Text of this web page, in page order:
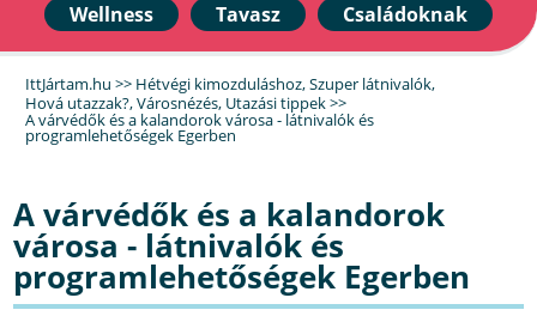
Wellness
Tavasz Családoknak
IttJártam.hu >> Hétvégi kimozduláshoz,Szuper látnivalók,
Hová utazzak?,Városnézés, Utazási tippek>>
A várvédők és a kalandorok városa - látnivalók és
programlehetőségek Egerben
A várvédők és a kalandorok
városa - látnivalók és
programlehetőségek Egerben